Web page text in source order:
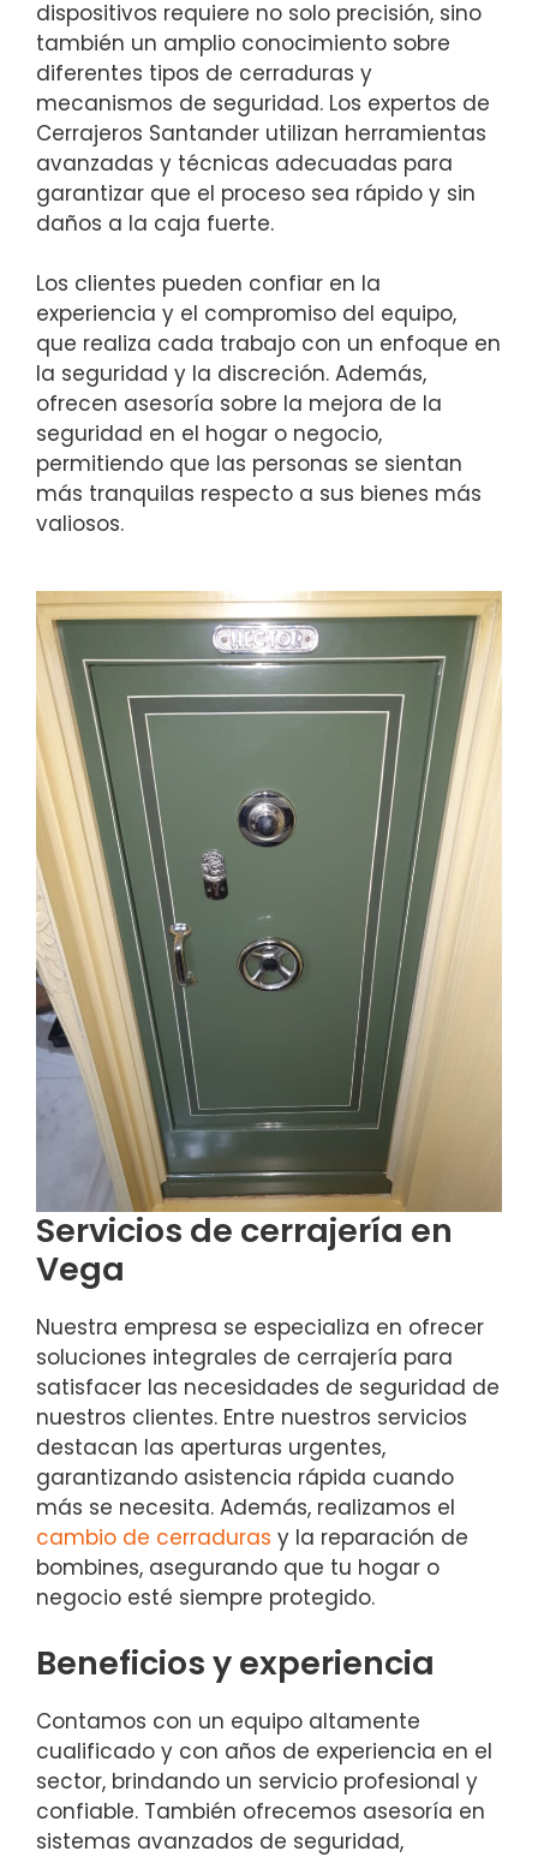
dispositivos requiere no solo precisión, sino
también un amplio conocimiento sobre
diferentes tipos de cerraduras y
mecanismos de seguridad. Los expertos de
Cerrajeros Santander utilizan herramientas
avanzadas y técnicas adecuadas para
garantizar que el proceso sea rápido y sin
daños a la caja fuerte.
Los clientes pueden confiar en la
experiencia y el compromiso del equipo,
que realiza cada trabajo con un enfoque en
la seguridad y la discreción. Además,
ofrecen asesoría sobre la mejora de la
seguridad en el hogar o negocio,
permitiendo que las personas se sientan
más tranquilas respecto a sus bienes más
valiosos.
Servicios de cerrajería en
Vega
Nuestra empresa se especializa en ofrecer
soluciones integrales de cerrajería para
satisfacer las necesidades de seguridad de
nuestros clientes. Entre nuestros servicios
destacan las aperturas urgentes,
garantizando asistencia rápida cuando
más se necesita. Además, realizamos el
cambio de cerraduras y la reparación de
bombines, asegurando que tu hogar o
negocio esté siempre protegido.
Beneficios y experiencia
Contamos con un equipo altamente
cualificado y con años de experiencia en el
sector, brindando un servicio profesional y
confiable. También ofrecemos asesoría en
sistemas avanzados de seguridad,